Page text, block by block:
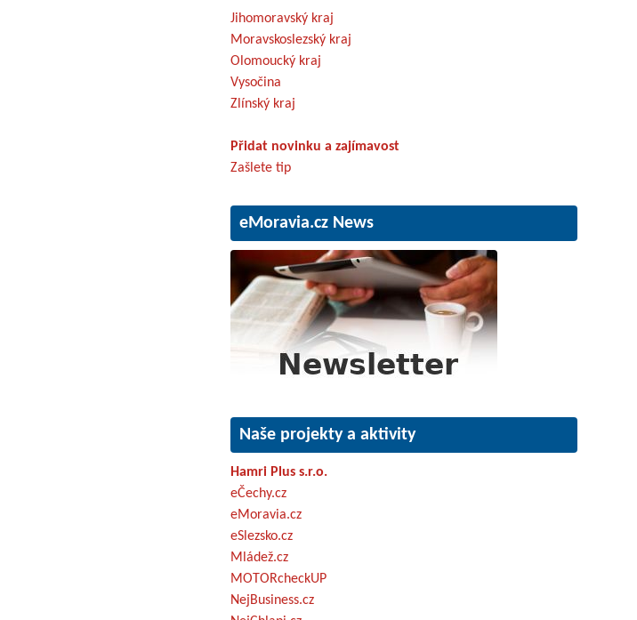
Jihomoravský kraj
Moravskoslezský kraj
Olomoucký kraj
Vysočina
Zlínský kraj
Přidat novinku a zajímavost
Zašlete tip
eMoravia.cz News
Naše projekty a aktivity
Hamri Plus s.r.o.
eČechy.cz
eMoravia.cz
eSlezsko.cz
Mládež.cz
MOTORcheckUP
NejBusiness.cz